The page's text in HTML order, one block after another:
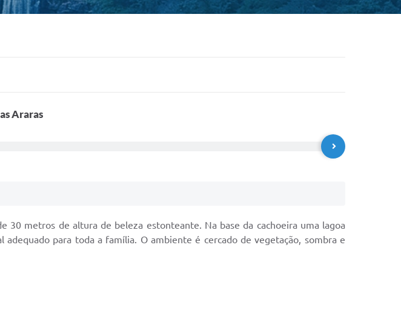
Araras
30 metros de altura de beleza estonteante. Na base da cachoeira uma lagoa
para toda a família. O ambiente é cercado de vegetação, sombra e